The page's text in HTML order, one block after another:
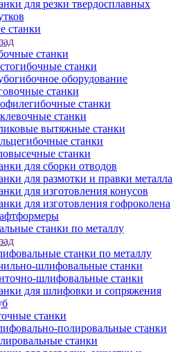
для резки твердосплавных
станки
станки
станки
оборудование
станки
станки
станки
вытяжные станки
станки
станки
для сборки отводов
для размотки и правки металла
для изготовления конусов
для изготовления гофроколена
станки по металлу
станки по металлу
шлифовальные станки
шлифовальные станки
для шлифовки и сопряжения
станки
полировальные станки
станки